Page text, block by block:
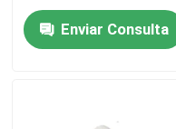
Hogar
Enviar Consulta